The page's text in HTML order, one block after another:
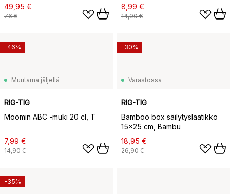
49,95 €
76 €
8,99 €
14,90 €
Muutama jäljellä
RIG-TIG
Moomin ABC -muki 20 cl, T
7,99 €
14,90 €
-46%
Varastossa
RIG-TIG
Bamboo box säilytyslaatikko
15x25 cm, Bambu
18,95 €
26,90 €
-30%
-35%